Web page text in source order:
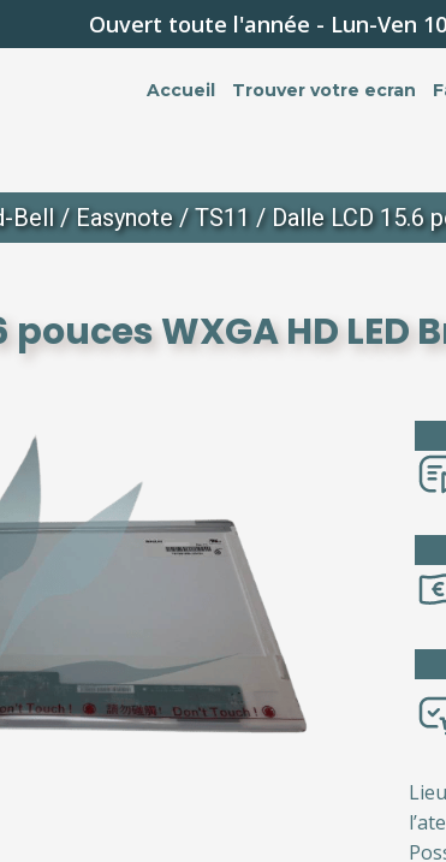
Ouvert toute l'année - Lun-Ven
Accueil Trouver votre ecran
Bell/ Easynote/ TS11 / Dalle LCD 15.6
pouces WXGA HD